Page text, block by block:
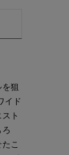
狙
イド
ト
こ